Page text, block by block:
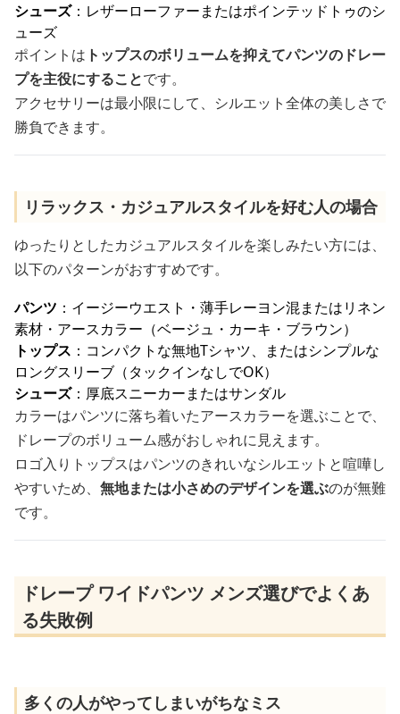
シューズ：レザーローファーまたはポインテッドトゥのシ
ューズ
ポイントは トップスのボリュームを抑えてパンツのドレー
プを主役にすることです。
アクセサリーは最小限にして、シルエット全体の美しさで
勝負できます。
リラックス・カジュアルスタイルを好む人の場合
ゆったりとしたカジュアルスタイルを楽しみたい方には、
以下のパターンがおすすめです。
パンツ ：イージーウエスト・薄手レーヨン混またはリネン
素材・アースカラー（ベージュ・カーキ・ブラウン）
トップス ：コンパクトな無地Tシャツ、またはシンプルな
ロングスリーブ（タックインなしでOK）
シューズ：厚底スニーカーまたはサンダル
カラーはパンツに落ち着いたアースカラーを選ぶことで、
ドレープのボリューム感がおしゃれに見えます。
ロゴ入りトップスはパンツのきれいなシルエットと喧嘩し
やすいため、 無地または小さめのデザインを選ぶのが無難
です。
ドレープ ワイドパンツ メンズ選びでよくあ
る失敗例
多くの人がやってしまいがちなミス